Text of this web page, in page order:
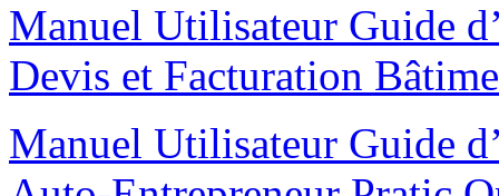
Manuel Utilisateur Guide
Devis et Facturation
Manuel Utilisateur Guide